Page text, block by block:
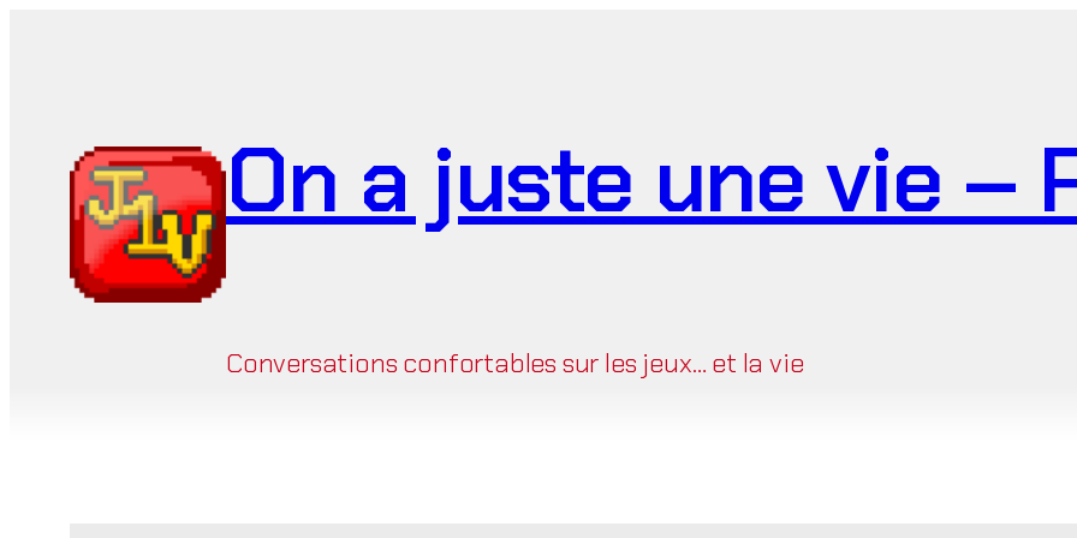
On a juste une vie –
Conversations confortables sur les jeux… et la vie